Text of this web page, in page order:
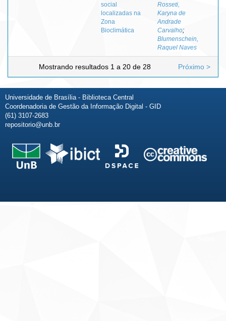
social
localizadas na
Zona
Bioclimática
Rosseti,
Karyna de
Andrade
Carvalho;
Blumenschein,
Raquel Naves
Mostrando resultados 1 a 20 de 28 Próximo >
Universidade de Brasília - Biblioteca Central
Coordenadoria de Gestão da Informação Digital - GID
(61) 3107-2683
repositorio@unb.br